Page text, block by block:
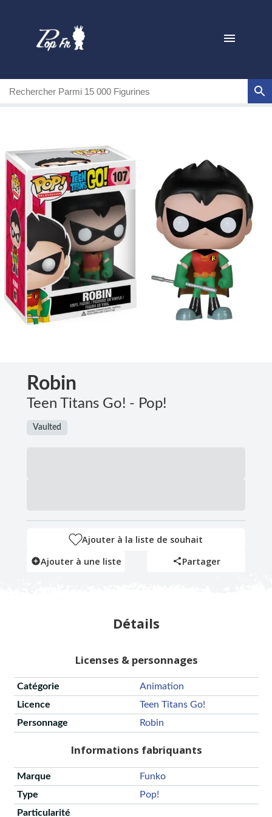
Robin
Teen Titans Go! - Pop!
Vaulted
Ajouter à la liste de souhait
Ajouter à une liste
Partager
Détails
Licenses & personnages
Catégorie
Animation
Licence
Teen Titans Go!
Personnage
Robin
Informations fabriquants
Marque
Funko
Type
Pop!
Particularité